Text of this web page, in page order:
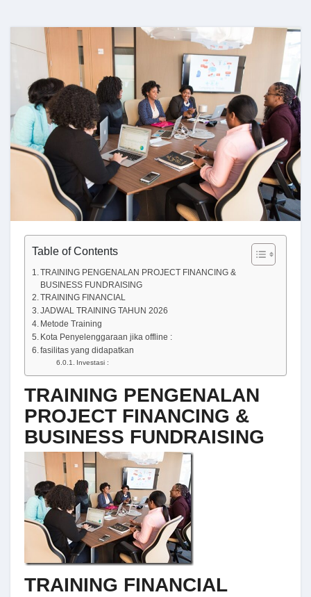
Table of Contents
TRAINING PENGENALAN PROJECT FINANCING &
BUSINESS FUNDRAISING
TRAINING FINANCIAL
JADWAL TRAINING TAHUN 2026
Metode Training
Kota Penyelenggaraan jika offline :
fasilitas yang didapatkan
Investasi :
TRAINING PENGENALAN
PROJECT FINANCING &
BUSINESS FUNDRAISING
TRAINING FINANCIAL